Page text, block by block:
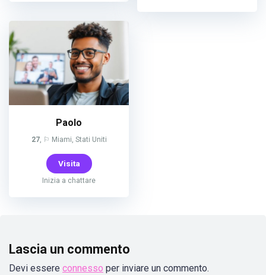
Paolo
27, ⚐ Miami, Stati Uniti
Visita
Inizia a chattare
Lascia un commento
Devi essere connesso per inviare un commento.